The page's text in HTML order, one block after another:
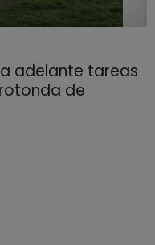
adelante tareas
de